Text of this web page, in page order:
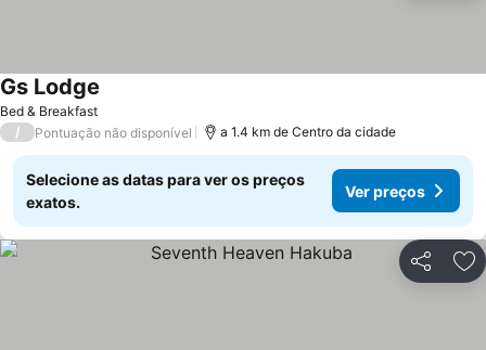
Bed & Breakfast
Gs Lodge
/ Pontuação não disponível a 1.4 km de Centro da cidade
Selecione as datas para ver os preços
exatos.
Ver preços
Partilhar